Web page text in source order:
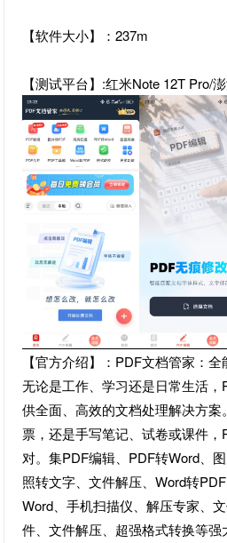
【软件大小】：237m
【测试平台】:红米Note 12T Pro/
【官方介绍】：PDF文档管家：
无论是工作、学习还是日常生活
供全面、高效的文档处理解决方
票，还是手写笔记、试卷或课件
对。集PDF编辑、PDF转Word、
照转文字、文件解压、Word转
Word、手机扫描仪、解压专家、
件、文件解压、超强格式转换等